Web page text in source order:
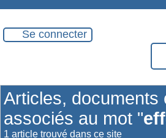
Se connecter
Articles, documents
associés au mot "
1 article trouvé dans ce site